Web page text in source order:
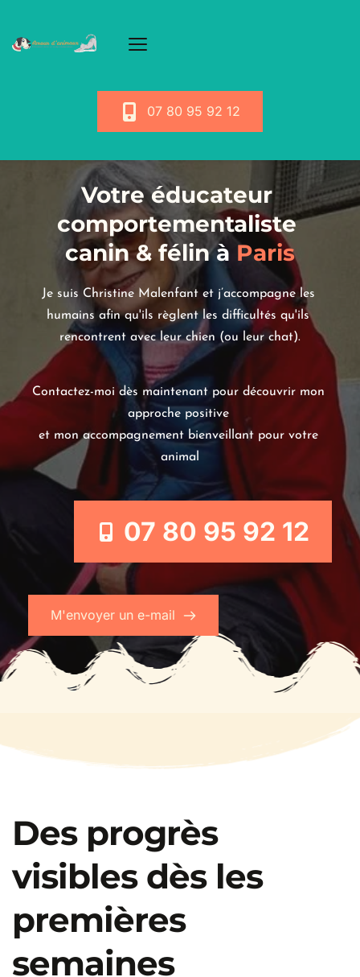
07 80 95 92 12
Votre éducateur
comportementaliste
canin & félin à Paris
Je suis Christine Malenfant et j’accompagne les
humains afin qu'ils règlent les difficultés qu'ils
rencontrent avec leur chien (ou leur chat).
Contactez-moi dès maintenant pour découvrir mon
approche positive
et mon accompagnement bienveillant pour votre
animal
07 80 95 92 12
M'envoyer un e-mail
Des progrès
visibles dès les
premières
semaines